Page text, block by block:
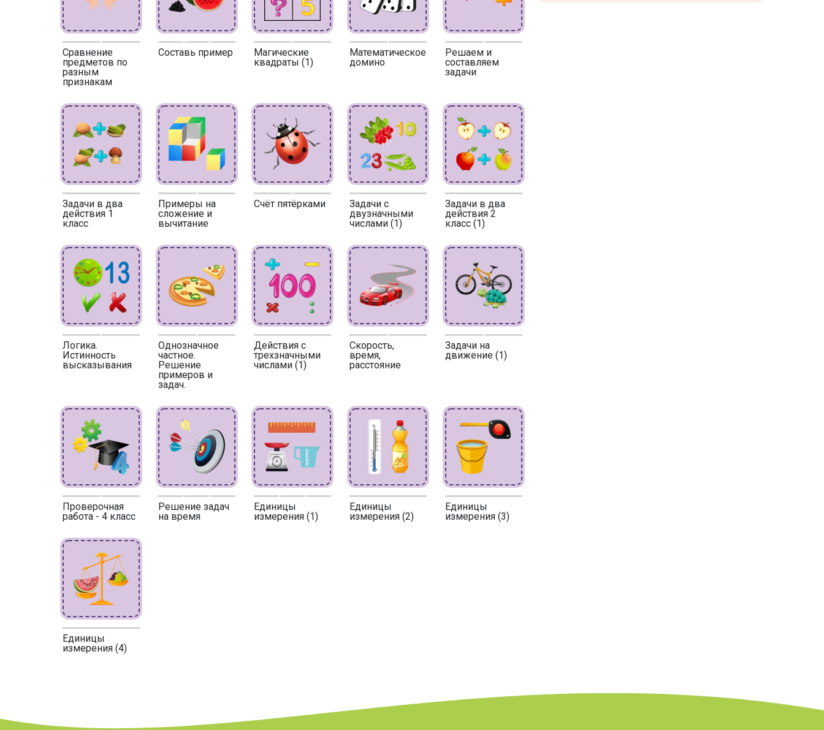
Сравнение
предметов по
разным
признакам
Составь пример
Магические
квадраты (1)
Математическое
домино
Решаем и
составляем
задачи
Задачи в два
действия 1
класс
Примеры на
сложение и
вычитание
Счёт пятёрками
Задачи с
двузначными
числами (1)
Задачи в два
действия 2
класс (1)
Логика.
Истинность
высказывания
Однозначное
частное.
Решение
примеров и
задач.
Действия с
трехзначными
числами (1)
Скорость,
время,
расстояние
Задачи на
движение (1)
Проверочная
работа - 4 класс
Решение задач
на время
Единицы
измерения (1)
Единицы
измерения (2)
Единицы
измерения (3)
Единицы
измерения (4)